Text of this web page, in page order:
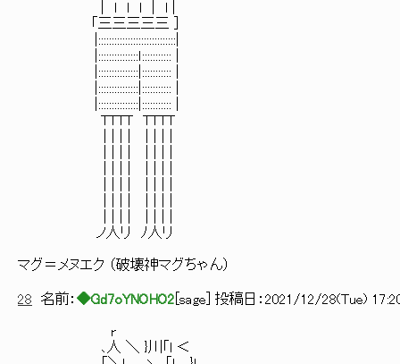
「三三三三三 ]
|:::::::::::::::::::::::::::::|
|:::::::::::::::ｌ::::::::::: |
|:::::::::::::::|::::::::::: |
|:::::::::::::::|::::::::::: |
|:::::::::::::::|::::::::::: |
TTTT TTTT
ノ人リ ﾉ人リ
マグ＝メヌエク （破壊神マグちゃん）
28 名前： ◆Gd7oYNOHO2 sage ] 投稿日： 2021/12/28(Tue)
r
､人 ＼ }川「l ＜